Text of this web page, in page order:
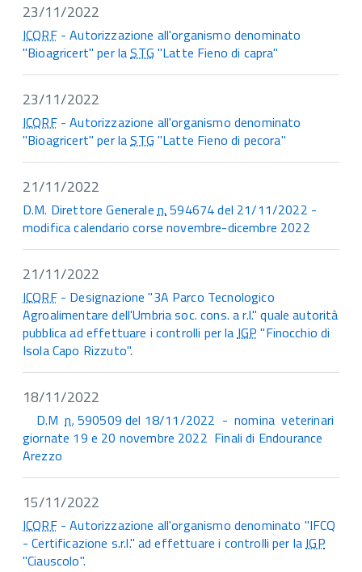
23/11/2022
ICQRF- Autorizzazione all'organismo denominato
"Bioagricert" per laSTG "Latte Fieno di capra"
23/11/2022
ICQRF- Autorizzazione all'organismo denominato
"Bioagricert" per laSTG "Latte Fieno di pecora"
21/11/2022
D.M. Direttore Generalen.594674 del 21/11/2022 -
modifica calendario corse novembre-dicembre 2022
21/11/2022
ICQRF- Designazione "3A Parco Tecnologico
Agroalimentare dell'Umbria soc. cons. a r.l." quale autorità
pubblica ad effettuare i controlli per laIGP "Finocchio di
Isola Capo Rizzuto".
18/11/2022
D.Mn. 590509 del 18/11/2022 - nomina veterinari
giornate 19 e 20 novembre 2022 Finali di Endourance
Arezzo
15/11/2022
ICQRF- Autorizzazione all'organismo denominato "IFCQ
- Certificazione s.r.l." ad effettuare i controlli per laIGP
"Ciauscolo".